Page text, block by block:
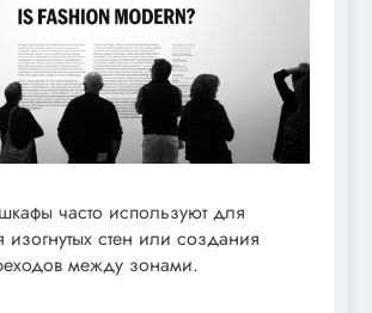
часто используют для
стен или создания
между зонами.